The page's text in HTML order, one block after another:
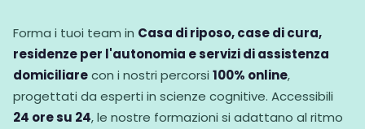
Forma i tuoi team in Casa di riposo, case di cura,
residenze per l'autonomia e servizi di assistenza
domiciliarecon i nostri percorsi 100% online,
progettati da esperti in scienze cognitive. Accessibili
24 ore su 24, le nostre formazioni si adattano al ritmo